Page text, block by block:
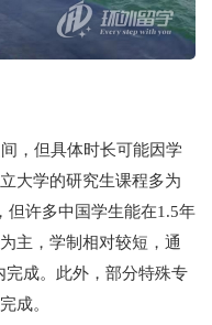
，但具体时长可能因学
大学的研究生课程多为
但许多中国学生能在1.5年
主，学制相对较短，通
完成。此外，部分特殊专
成。